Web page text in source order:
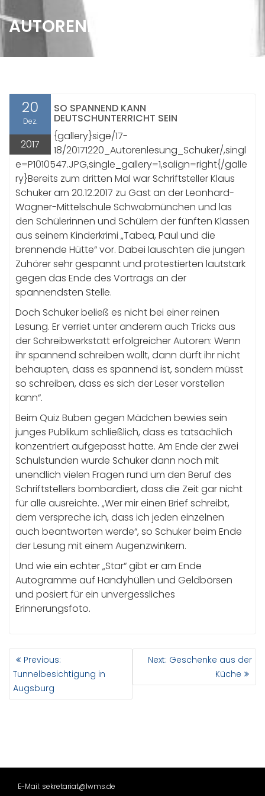
AUTORENLESUNG
20
Dez.
2017
SO SPANNEND KANN
DEUTSCHUNTERRICHT SEIN
{gallery}sige/17-
18/20171220_Autorenlesung_Schuker/,singl
e=P1010547.JPG,single_gallery=1,salign=right{/galle
ry}Bereits zum dritten Mal war Schriftsteller Klaus
Schuker am 20.12.2017 zu Gast an der Leonhard-
Wagner-Mittelschule Schwabmünchen und las
den Schülerinnen und Schülern der fünften Klassen
aus seinem Kinderkrimi „Tabea, Paul und die
brennende Hütte“ vor. Dabei lauschten die jungen
Zuhörer sehr gespannt und protestierten lautstark
gegen das Ende des Vortrags an der
spannendsten Stelle.
Doch Schuker beließ es nicht bei einer reinen
Lesung. Er verriet unter anderem auch Tricks aus
der Schreibwerkstatt erfolgreicher Autoren: Wenn
ihr spannend schreiben wollt, dann dürft ihr nicht
behaupten, dass es spannend ist, sondern müsst
so schreiben, dass es sich der Leser vorstellen
kann“.
Beim Quiz Buben gegen Mädchen bewies sein
junges Publikum schließlich, dass es tatsächlich
konzentriert aufgepasst hatte. Am Ende der zwei
Schulstunden wurde Schuker dann noch mit
unendlich vielen Fragen rund um den Beruf des
Schriftstellers bombardiert, dass die Zeit gar nicht
für alle ausreichte. „Wer mir einen Brief schreibt,
dem verspreche ich, dass ich jeden einzelnen
auch beantworten werde“, so Schuker beim Ende
der Lesung mit einem Augenzwinkern.
Und wie ein echter „Star“ gibt er am Ende
Autogramme auf Handyhüllen und Geldbörsen
und posiert für ein unvergessliches
Erinnerungsfoto.
BEITRAGSNAVIGATION
Previous:
post:
Tunnelbesichtigung in
Augsburg
Next: Next
Geschenke aus der
Küche
E-Mail: sekretariat@lwms.de